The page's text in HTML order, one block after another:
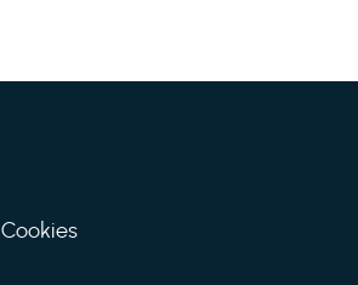
Cookies